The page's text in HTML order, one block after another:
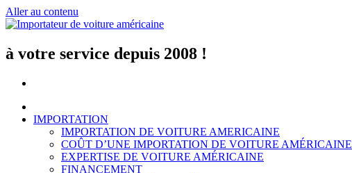
Aller au contenu
à votre service depuis 2008 !
IMPORTATION
IMPORTATION DE VOITURE AMERICAINE
COÛT D’UNE IMPORTATION DE VOITURE AMÉRICAINE
EXPERTISE DE VOITURE AMÉRICAINE
FINANCEMENT